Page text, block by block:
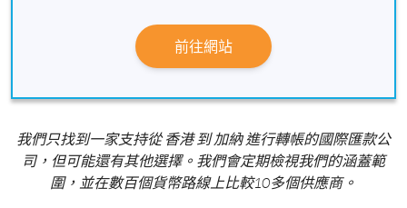
前往網站
我們只找到一家支持從 香港 到 加納 進行轉帳的國際匯款公
司，但可能還有其他選擇。我們會定期檢視我們的涵蓋範
圍，並在數百個貨幣路線上比較10多個供應商。